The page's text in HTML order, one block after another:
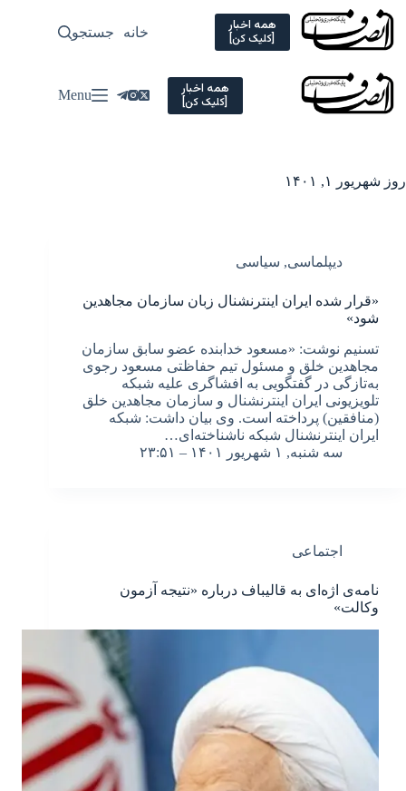
Skip
content
همه اخبار
[کلیک کن] خانه سیاسی
جستجو
همه اخبار
[کلیک کن] Menu
روز شهریور ۱, ۱۴۰۱
دیپلماسی, سیاسی
«قرار شده ایران اینترنشنال زبان سازمان مجاهدین
شود»
تسنیم نوشت: «مسعود خدابنده عضو سابق سازمان
مجاهدین خلق و مسئول تیم حفاظتی مسعود رجوی
به‌تازگی در گفتگویی به افشاگری علیه شبکه
تلویزیونی ایران اینترنشنال و سازمان مجاهدین خلق
(منافقین) پرداخته است. وی بیان داشت: شبکه
ایران اینترنشنال شبکه ناشناخته‌ای…
سه شنبه, ۱ شهریور ۱۴۰۱ – ۲۳:۵۱
اجتماعی
نامه‌ی اژه‌ای به قالیباف درباره «نتیجه آزمون
وکالت»